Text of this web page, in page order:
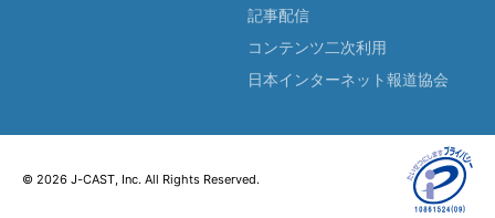
記事配信
コンテンツ二次利用
日本インターネット報道協会
© 2026 J-CAST, Inc. All Rights Reserved.